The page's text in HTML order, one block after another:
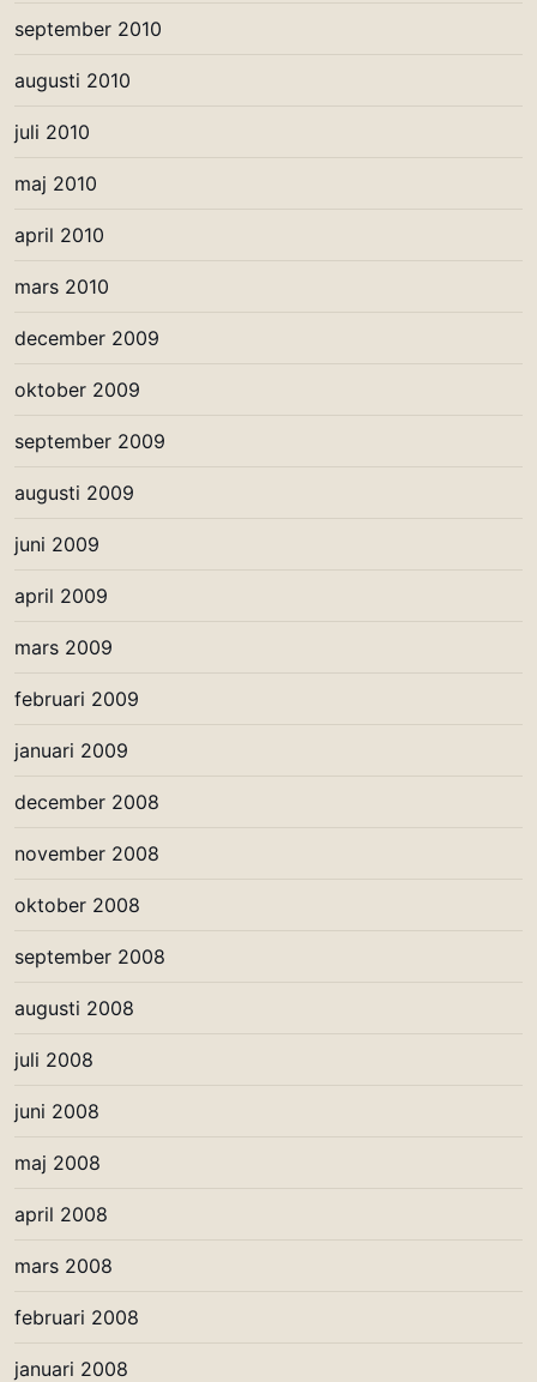
september 2010
augusti 2010
juli 2010
maj 2010
april 2010
mars 2010
december 2009
oktober 2009
september 2009
augusti 2009
juni 2009
april 2009
mars 2009
februari 2009
januari 2009
december 2008
november 2008
oktober 2008
september 2008
augusti 2008
juli 2008
juni 2008
maj 2008
april 2008
mars 2008
februari 2008
januari 2008